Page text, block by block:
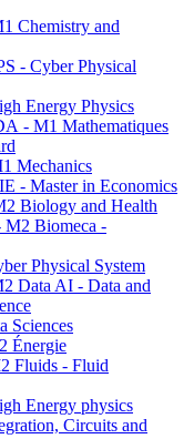
Chemistry and
- Cyber Physical
Energy Physics
- M1 Mathematiques
Mechanics
- Master in Economics
Biology and Health
Biomeca -
Physical System
Data AI - Data and
Sciences
Énergie
Fluids - Fluid
Energy physics
Circuits and